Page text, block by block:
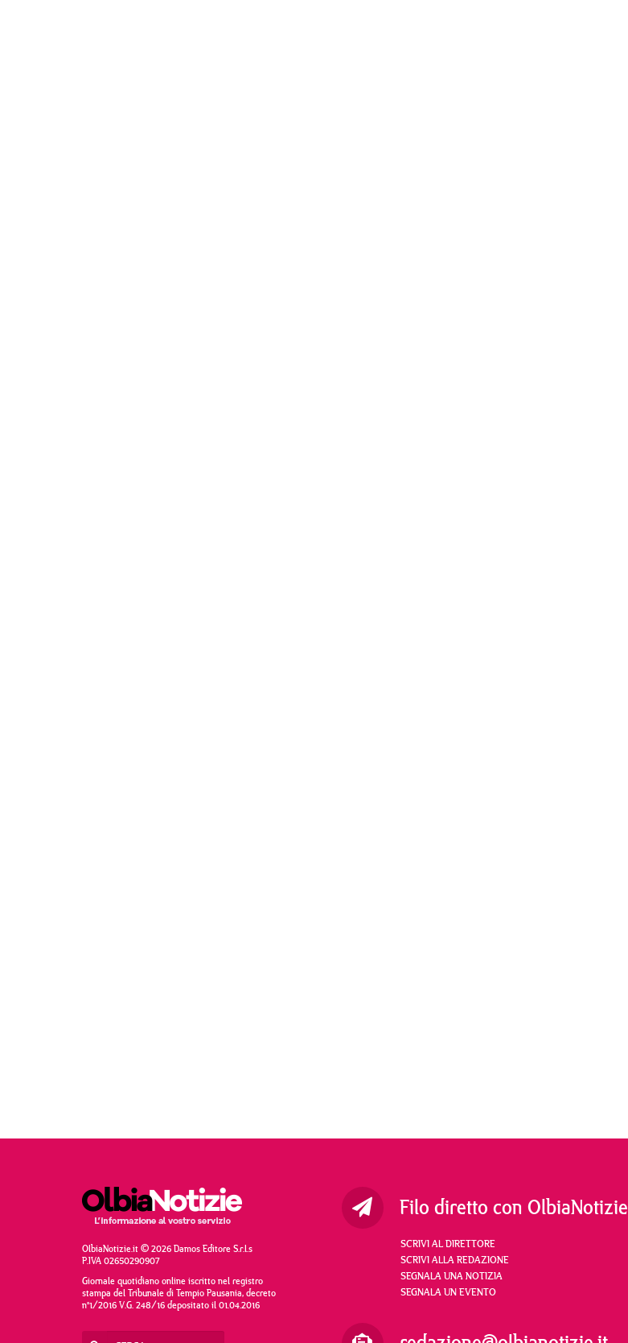
OlbiaNotizie.it © 2026 Damos Editore S.r.l.s
P.IVA 02650290907
Giornale quotidiano online iscritto nel registro
stampa del Tribunale di Tempio Pausania, decreto
n°1/2016 V.G. 248/16 depositato il 01.04.2016
Filo diretto con OlbiaNotizie
SCRIVI AL DIRETTORE
SCRIVI ALLA REDAZIONE
SEGNALA UNA NOTIZIA
SEGNALA UN EVENTO